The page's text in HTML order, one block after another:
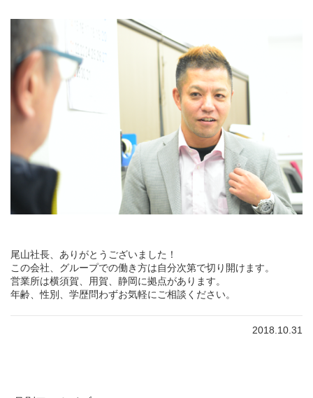
尾山社長、ありがとうございました！
この会社、グループでの働き方は自分次第で切り開けます。
営業所は横須賀、用賀、静岡に拠点があります。
年齢、性別、学歴問わずお気軽にご相談ください。
2018.10.31